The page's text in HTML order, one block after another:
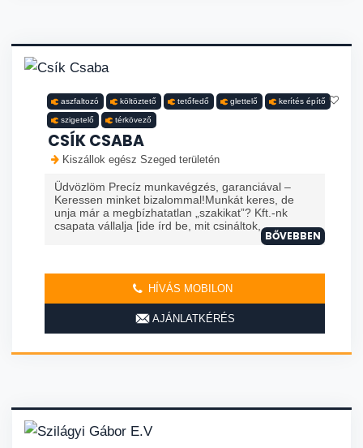
aszfaltozó költöztető tetőfedő glettelő kerítés építő
szigetelő térkövező
CSÍK CSABA
Kiszállok egész Szeged területén
Üdvözlöm Precíz munkavégzés, garanciával –
Keressen minket bizalommal!Munkát keres, de
unja már a megbízhatatlan „szakikat”? Kft.-nk
csapata vállalja [ide írd be, mit csináltok, ...
BŐVEBBEN
HÍVÁS MOBILON
AJÁNLATKÉRÉS